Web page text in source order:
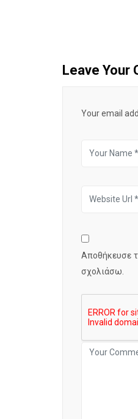
Leave Your
Your email
Αποθήκευσε
σχολιάσω.